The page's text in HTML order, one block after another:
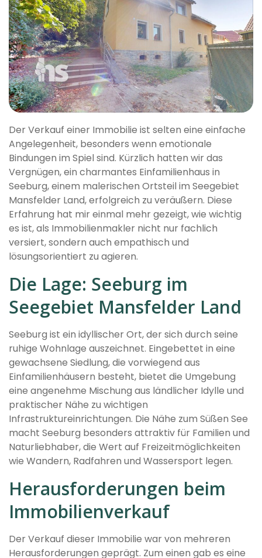
Der Verkauf einer Immobilie ist selten eine einfache
Angelegenheit, besonders wenn emotionale
Bindungen im Spiel sind. Kürzlich hatten wir das
Vergnügen, ein charmantes Einfamilienhaus in
Seeburg, einem malerischen Ortsteil im Seegebiet
Mansfelder Land, erfolgreich zu veräußern. Diese
Erfahrung hat mir einmal mehr gezeigt, wie wichtig
es ist, als Immobilienmakler nicht nur fachlich
versiert, sondern auch empathisch und
lösungsorientiert zu agieren.
Die Lage: Seeburg im
Seegebiet Mansfelder Land
Seeburg ist ein idyllischer Ort, der sich durch seine
ruhige Wohnlage auszeichnet. Eingebettet in eine
gewachsene Siedlung, die vorwiegend aus
Einfamilienhäusern besteht, bietet die Umgebung
eine angenehme Mischung aus ländlicher Idylle und
praktischer Nähe zu wichtigen
Infrastruktureinrichtungen. Die Nähe zum Süßen See
macht Seeburg besonders attraktiv für Familien und
Naturliebhaber, die Wert auf Freizeitmöglichkeiten
wie Wandern, Radfahren und Wassersport legen.
Herausforderungen beim
Immobilienverkauf
Der Verkauf dieser Immobilie war von mehreren
Herausforderungen geprägt. Zum einen gab es eine